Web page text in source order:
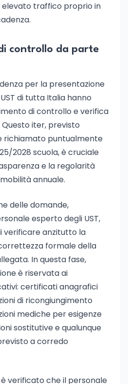
elevato traffico proprio in
controllo da parte
per la presentazione
di tutta Italia hanno
di controllo e verifica
iter, previsto
richiamato puntualmente
2028 scuola, è cruciale
e la regolarità
annuale.
delle domande,
esperto degli UST,
verificare anzitutto la
formale della
In questa fase,
è riservata ai
certificati anagrafici
di ricongiungimento
mediche per esigenze
sostitutive e qualunque
a corredo
verificato che il personale